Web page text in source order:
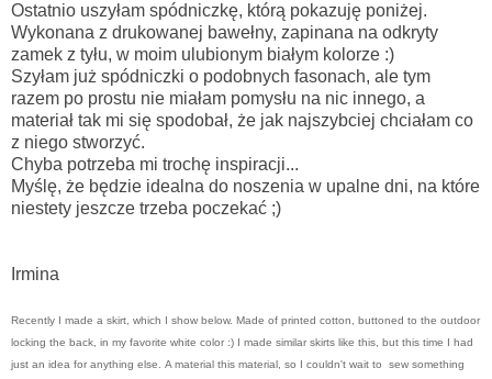
Ostatnio uszyłam spódniczkę, którą pokazuję poniżej.
Wykonana z drukowanej bawełny, zapinana na odkryty
zamek z tyłu, w moim ulubionym białym kolorze :)
Szyłam już spódniczki o podobnych fasonach, ale tym
razem po prostu nie miałam pomysłu na nic innego, a
materiał tak mi się spodobał, że jak najszybciej chciałam co
z niego stworzyć.
Chyba potrzeba mi trochę inspiracji...
Myślę, że będzie idealna do noszenia w upalne dni, na które
niestety jeszcze trzeba poczekać ;)
Irmina
Recently I made a skirt, which I show below. Made of printed cotton, buttoned to the outdoor
locking the back, in my favorite white color :) I made similar skirts like this, but this time I had
just an idea for anything else. A material this material, so I couldn't wait to sew something